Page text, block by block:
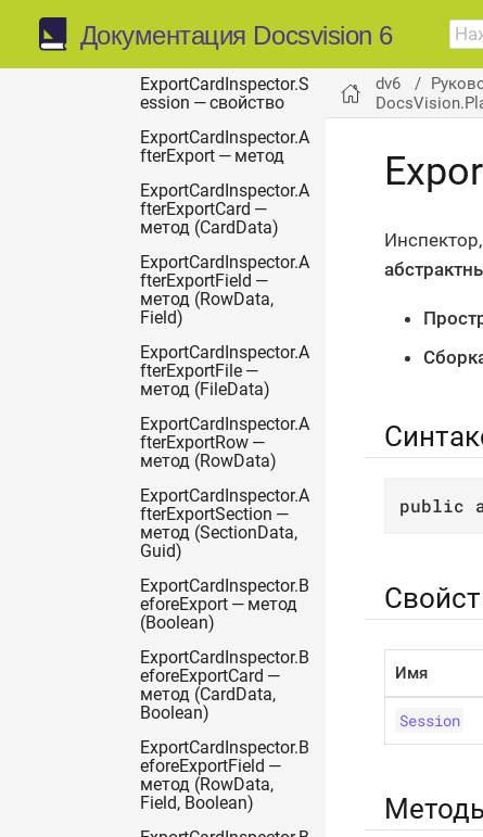
Документация Docsvision 6
ExportCardInspector —
класс
ExportCardInspector.S
ession — свойство
ExportCardInspector.A
fterExport — метод
ExportCardInspector.A
fterExportCard —
метод (CardData)
ExportCardInspector.A
fterExportField —
метод (RowData,
Field)
ExportCardInspector.A
fterExportFile —
метод (FileData)
ExportCardInspector.A
fterExportRow —
метод (RowData)
ExportCardInspector.A
fterExportSection —
метод (SectionData,
Guid)
ExportCardInspector.B
eforeExport — метод
(Boolean)
ExportCardInspector.B
eforeExportCard —
метод (CardData,
Boolean)
ExportCardInspector.B
eforeExportField —
метод (RowData,
Field, Boolean)
dv6
public
Имя
Session